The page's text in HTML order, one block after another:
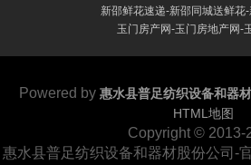
新邵鲜花速递-新邵同城送鲜花
玉门房产网-玉门房地产网-
Powered by 惠水县普足纺织设备和器
HTML地图
Copyright © 2013-
惠水县普足纺织设备和器材股份公司-